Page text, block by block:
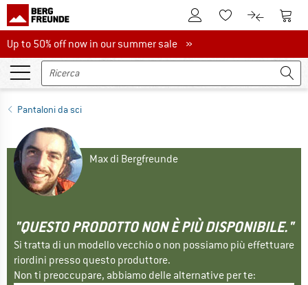
Al conto clienteAlla lista
Al Al
Up to 50% off now in our summer sale
Up to 50% off now in our summer sale »
Pantaloni da sci
Max di Bergfreunde
"QUESTO PRODOTTO NON È PIÙ DISPONIBILE."
Si tratta di un modello vecchio o non possiamo più effettuare
riordini presso questo produttore.
Non ti preoccupare, abbiamo delle alternative per te: